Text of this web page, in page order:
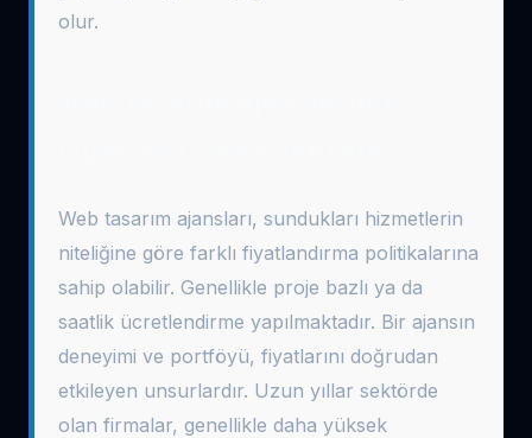
olur.
Web tasarım ajansları, sundukları hizmetlerin
niteliğine göre farklı fiyatlandırma politikalarına
sahip olabilir. Genellikle proje bazlı ya da
saatlik ücretlendirme yapılmaktadır. Bir ajansın
deneyimi ve portföyü, fiyatlarını doğrudan
etkileyen unsurlardır. Uzun yıllar sektörde
olan firmalar, genellikle daha yüksek